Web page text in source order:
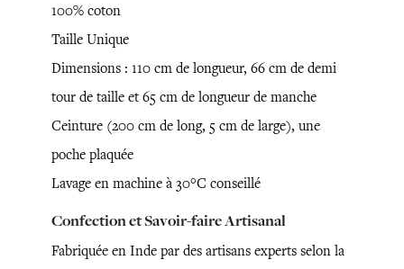
100% coton
Taille Unique
Dimensions : 110 cm de longueur, 66 cm de demi
tour de taille et 65 cm de longueur de manche
Ceinture (200 cm de long, 5 cm de large), une
poche plaquée
Lavage en machine à 30°C conseillé
Confection et Savoir-faire Artisanal
Fabriquée en Inde par des artisans experts selon la